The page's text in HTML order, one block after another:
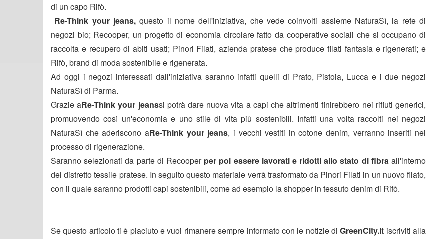
di un capo Rifò.
Re-Think your jeans, questo il nome dell'iniziativa, che vede coinvolti assieme NaturaSì, la rete di
negozi bio; Recooper, un progetto di economia circolare fatto da cooperative sociali che si occupano di
raccolta e recupero di abiti usati; Pinori Filati, azienda pratese che produce filati fantasia e rigenerati; e
Rifò, brand di moda sostenibile e rigenerata.
Ad oggi i negozi interessati dall'iniziativa saranno infatti quelli di Prato, Pistoia, Lucca e i due negozi
NaturaSì di Parma.
Grazie aRe-Think your jeanssi potrà dare nuova vita a capi che altrimenti finirebbero nei rifiuti generici,
promuovendo così un'economia e uno stile di vita più sostenibili. Infatti una volta raccolti nei negozi
NaturaSì che aderiscono aRe-Think your jeans, i vecchi vestiti in cotone denim, verranno inseriti nel
processo di rigenerazione.
Saranno selezionati da parte di Recooperper poi essere lavorati e ridotti allo stato di fibraall'interno
del distretto tessile pratese. In seguito questo materiale verrà trasformato da Pinori Filati in un nuovo filato,
con il quale saranno prodotti capi sostenibili, come ad esempio la shopper in tessuto denim di Rifò.
Se questo articolo ti è piaciuto e vuoi rimanere sempre informato con le notizie diGreenCity.it iscriviti alla